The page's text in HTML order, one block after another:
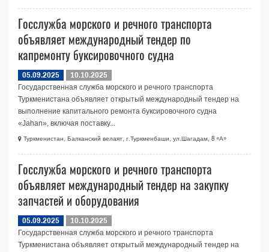
Госслужба морского и речного транспорта
объявляет международный тендер по
капремонту буксировочного судна
05.09.2025
10.10.2025
Государственная служба морского и речного транспорта
Туркменистана объявляет открытый международный тендер на
выполнение капитального ремонта буксировочного судна
«Jahan», включая поставку...
Туркменистан, Балканский велаят, г.Туркменбаши, ул.Шагадам, 8 «А»
Госслужба морского и речного транспорта
объявляет международный тендер на закупку
запчастей и оборудования
05.09.2025
10.10.2025
Государственная служба морского и речного транспорта
Туркменистана объявляет открытый международный тендер на